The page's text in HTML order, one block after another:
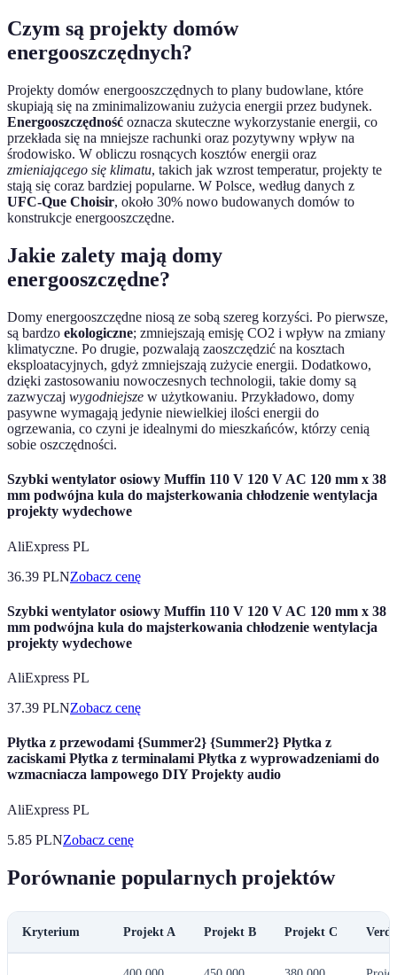
Czym są projekty domów
energooszczędnych?
Projekty domów energooszczędnych to plany budowlane, które
skupiają się na zminimalizowaniu zużycia energii przez budynek.
Energooszczędność oznacza skuteczne wykorzystanie energii, co
przekłada się na mniejsze rachunki oraz pozytywny wpływ na
środowisko. W obliczu rosnących kosztów energii oraz
zmieniającego się klimatu, takich jak wzrost temperatur, projekty te
stają się coraz bardziej popularne. W Polsce, według danych z
UFC-Que Choisir, około 30% nowo budowanych domów to
konstrukcje energooszczędne.
Jakie zalety mają domy
energooszczędne?
Domy energooszczędne niosą ze sobą szereg korzyści. Po pierwsze,
są bardzo ekologiczne; zmniejszają emisję CO2 i wpływ na zmiany
klimatyczne. Po drugie, pozwalają zaoszczędzić na kosztach
eksploatacyjnych, gdyż zmniejszają zużycie energii. Dodatkowo,
dzięki zastosowaniu nowoczesnych technologii, takie domy są
zazwyczaj wygodniejsze w użytkowaniu. Przykładowo, domy
pasywne wymagają jedynie niewielkiej ilości energii do
ogrzewania, co czyni je idealnymi do mieszkańców, którzy cenią
sobie oszczędności.
Szybki wentylator osiowy Muffin 110 V 120 V AC 120 mm x 38
mm podwójna kula do majsterkowania chłodzenie wentylacja
projekty wydechowe
AliExpress PL
36.39 PLNZobacz cenę
Szybki wentylator osiowy Muffin 110 V 120 V AC 120 mm x 38
mm podwójna kula do majsterkowania chłodzenie wentylacja
projekty wydechowe
AliExpress PL
37.39 PLNZobacz cenę
Płytka z przewodami {Summer2} {Summer2} Płytka z
zaciskami Płytka z terminalami Płytka z wyprowadzeniami do
wzmacniacza lampowego DIY Projekty audio
AliExpress PL
5.85 PLNZobacz cenę
Porównanie popularnych projektów
Kryterium Projekt A Projekt B Projekt C